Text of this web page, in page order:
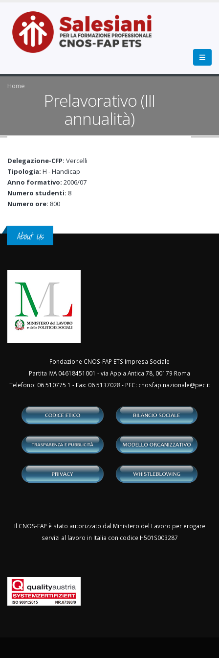
Home
Prelavorativo (III
annualità)
Delegazione-CFP: Vercelli
Tipologia: H - Handicap
Anno formativo: 2006/07
Numero studenti: 8
Numero ore: 800
About Us
Fondazione CNOS-FAP ETS Impresa Sociale
Partita IVA 04618451001 - via Appia Antica 78, 00179 Roma
Telefono: 06 510775 1 - Fax: 06 5137028 - PEC: cnosfap.nazionale@pec.it
Il CNOS-FAP è stato autorizzato dal Ministero del Lavoro per erogare
servizi al lavoro in Italia con codice H501S003287